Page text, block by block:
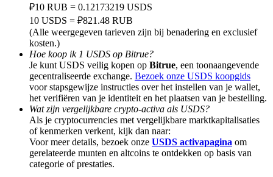
BTC Welcome Rewards
Deposit & Trade BTC to Share 25000 USDT prize pool!
Deposit CASHCAT & Win
Share 500000 CASHCAT prize pool
Exclusive for BitMart Users
₽10 RUB = 0.12173219 USDS
10 USDS = ₽821.48 RUB
(Alle weergegeven tarieven zijn bij benadering en exclusief
kosten.)
Hoe koop ik 1 USDS op Bitrue?
Je kunt USDS veilig kopen op Bitrue, een toonaangevende
gecentraliseerde exchange. Bezoek onze USDS koopgids
voor stapsgewijze instructies over het instellen van je wallet,
het verifiëren van je identiteit en het plaatsen van je bestelling.
Wat zijn vergelijkbare crypto-activa als USDS?
Als je cryptocurrencies met vergelijkbare marktkapitalisaties
of kenmerken verkent, kijk dan naar:
Voor meer details, bezoek onze USDS activapagina om
gerelateerde munten en altcoins te ontdekken op basis van
categorie of prestaties.